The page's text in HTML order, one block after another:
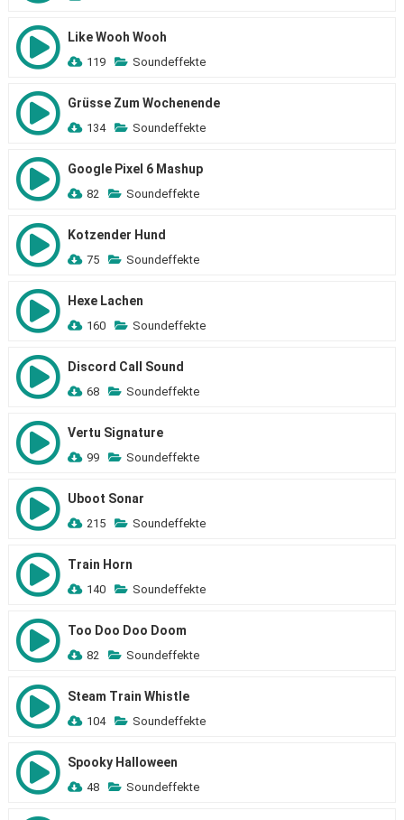
Like Wooh Wooh
119 Soundeffekte
Grüsse Zum Wochenende
134 Soundeffekte
Google Pixel 6 Mashup
82 Soundeffekte
Kotzender Hund
75 Soundeffekte
Hexe Lachen
160 Soundeffekte
Discord Call Sound
68 Soundeffekte
Vertu Signature
99 Soundeffekte
Uboot Sonar
215 Soundeffekte
Train Horn
140 Soundeffekte
Too Doo Doo Doom
82 Soundeffekte
Steam Train Whistle
104 Soundeffekte
Spooky Halloween
48 Soundeffekte